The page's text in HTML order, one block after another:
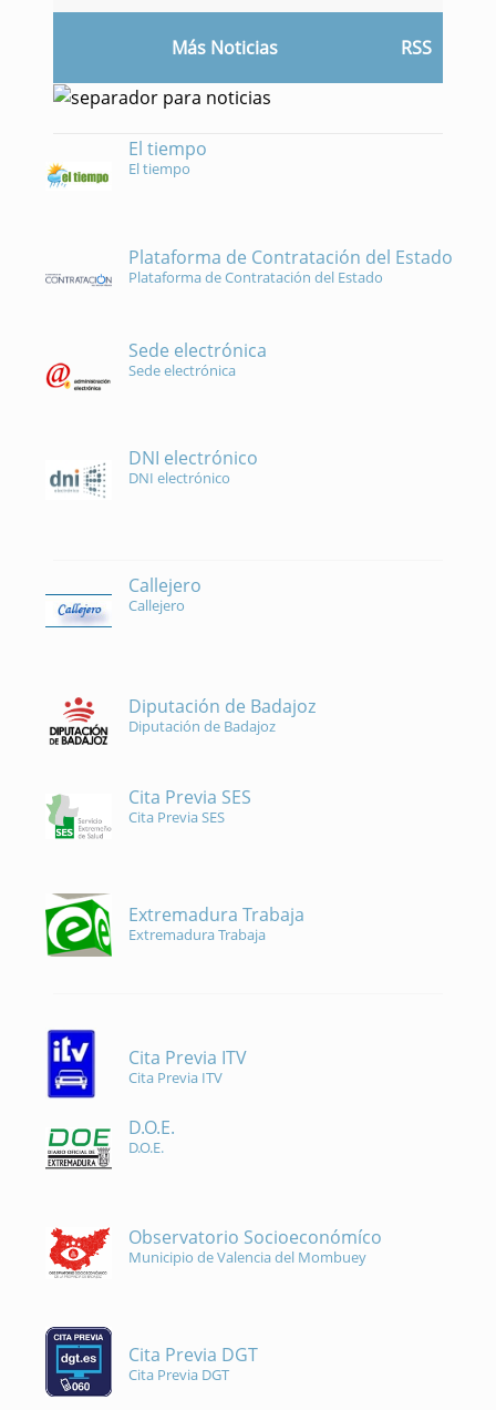
Más Noticias RSS
El tiempo
El tiempo
Plataforma de Contratación del Estado
Plataforma de Contratación del Estado
Sede electrónica
Sede electrónica
DNI electrónico
DNI electrónico
Callejero
Callejero
Diputación de Badajoz
Diputación de Badajoz
Cita Previa SES
Cita Previa SES
Extremadura Trabaja
Extremadura Trabaja
Cita Previa ITV
Cita Previa ITV
D.O.E.
D.O.E.
Observatorio Socioeconómíco
Municipio de Valencia del Mombuey
Cita Previa DGT
Cita Previa DGT